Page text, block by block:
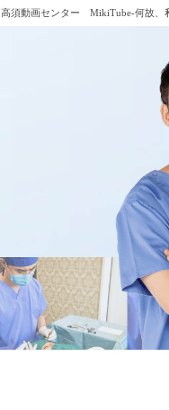
高須動画センター MikiTube-何故、